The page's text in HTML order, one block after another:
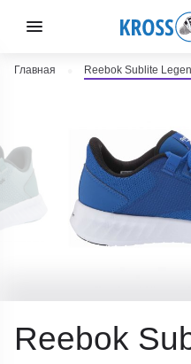
Главная Reebok Sublite
Reebok